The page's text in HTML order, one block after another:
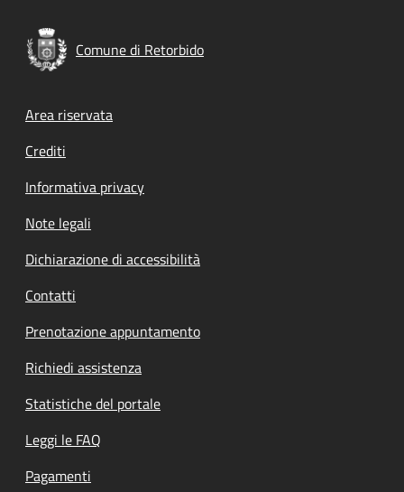
Comune di Retorbido
Footer menu
Area riservata
Crediti
Informativa privacy
Note legali
Dichiarazione di accessibilità
Contatti
Prenotazione appuntamento
Richiedi assistenza
Statistiche del portale
Leggi le FAQ
Pagamenti